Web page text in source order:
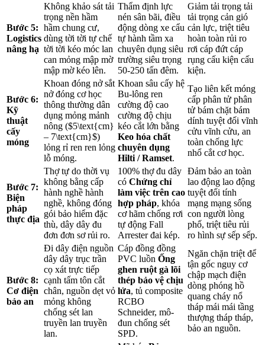
Bước 5:
Logistics
nâng hạ
Không khảo sát tải
trọng nền hầm
hầm chung cư,
dùng tời tời tự chế
tời tời kéo móc lan
can mỏng mập mờ
mập mờ kéo lên.
Thẩm định lực
nén sân bãi, điều
động dòng xe cẩu
tự hành tầm xa
chuyên dụng siêu
trường siêu trọng
50-250 tấn đêm.
Giảm tải trọng tải
tải trọng cản gió
cản lực, triệt tiêu
hoàn toàn rủi ro
rơi cáp đứt cáp
rụng cấu kiện cấu
kiện.
Bước 6:
Kỹ
thuật
cấy
móng
Khoan đóng nở sắt
nở đóng cơ học
thông thường dân
dụng mỏng mảnh
nông ($5\text{cm}
– 7\text{cm}$)
lỏng rỉ ren ren lỏng
lỗ móng.
Khoan sâu cấy hệ
Bu-lông ren
cường độ cao
cường độ chịu
kéo cắt lớn bằng
Keo hóa chất
chuyên dụng
Hilti / Ramset.
Tạo liên kết móng
cấp phân tử phân
tử bám chặt bám
dính tuyệt đối vĩnh
cửu vĩnh cửu, an
toàn chống lực
nhổ cắt cơ học.
Bước 7:
Biện
pháp
thực địa
Thợ tự do thời vụ
không bằng cấp
hành nghề hành
nghề, không đóng
gói bảo hiểm đặc
thù, dây dây đu
đơn đơn sơ rủi ro.
100% thợ đu dây
có Chứng chỉ
làm việc trên cao
hợp pháp, khóa
cơ hãm chống rơi
tự động Fall
Arrester đai kép.
Đảm bảo an toàn
lao động lao động
tuyệt đối tính
mạng mạng sống
con người lòng
phố, triệt tiêu rủi
ro hình sự sếp sếp.
Bước 8:
Cơ điện
bảo an
Đi dây điện nguồn
dây dây trục trần
cọ xát trực tiếp
cạnh tấm tôn cắt
chân, nguồn dẹt vỏ
mỏng không
chống sét lan
truyền lan truyền
lan.
Cáp đồng đồng
PVC luồn Ống
ghen ruột gà lõi
thép bảo vệ chịu
lửa, tủ composite
RCBO
Schneider, mô-
đun chống sét
SPD.
Ngăn chặn triệt để
tận gốc nguy cơ
chập mạch điện
dòng phóng hồ
quang cháy nổ
tháp mái mái tầng
thượng tháp tháp,
bảo an nguồn.